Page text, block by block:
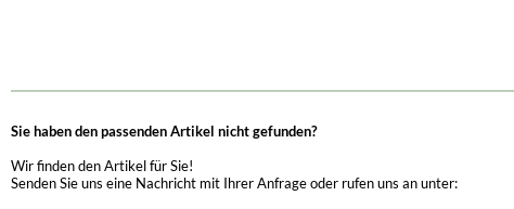
Sie haben den passenden Artikel nicht gefunden?
Wir finden den Artikel für Sie!
Senden Sie uns eine Nachricht mit Ihrer Anfrage oder rufen uns an unter: